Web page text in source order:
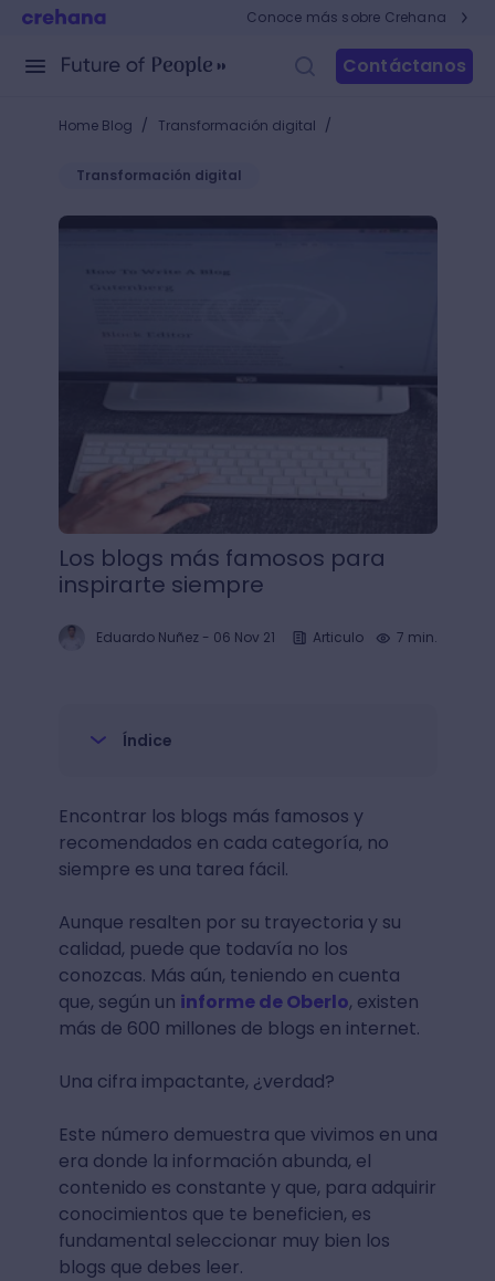
Conoce más sobre Crehana
Contáctanos
Home Blog / Transformación digital /
Transformación digital
Los blogs más famosos para inspirarte siempre
Los blogs más famosos para
inspirarte siempre
Eduardo Nuñez- 06 Nov 21 Articulo 7 min.
Índice
Encontrar los blogs más famosos y
recomendados en cada categoría, no
siempre es una tarea fácil.
Aunque resalten por su trayectoria y su
calidad, puede que todavía no los
conozcas. Más aún, teniendo en cuenta
que, según un informe de Oberlo, existen
más de 600 millones de blogs en internet.
Una cifra impactante, ¿verdad?
Este número demuestra que vivimos en una
era donde la información abunda, el
contenido es constante y que, para adquirir
conocimientos que te beneficien, es
fundamental seleccionar muy bien los
blogs que debes leer.